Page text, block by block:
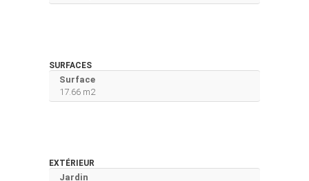
SURFACES
Surface
17.66 m2
EXTÉRIEUR
Jardin